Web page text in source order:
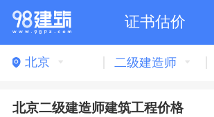
证书估价
北京 二级建造师
北京二级建造师建筑工程价格